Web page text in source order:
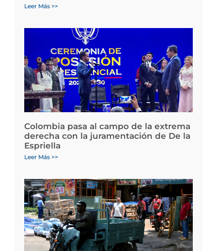
Leer Más >>
Colombia pasa al campo de la extrema
derecha con la juramentación de De la
Espriella
Leer Más >>